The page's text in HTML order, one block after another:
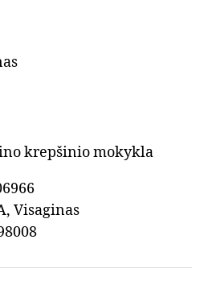
krepšinio mokykla
Visaginas